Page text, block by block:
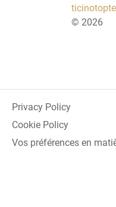
© 2026
Privacy Policy
Cookie Policy
Vos préférences en